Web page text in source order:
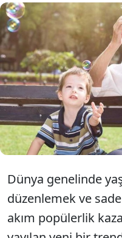
Sosyal
Temizliği) akımı,
kökten
sevdiklerine yük
fedakar
atın'
detaylar
Dünya genelinde
düzenlemek ve
akım popülerlik